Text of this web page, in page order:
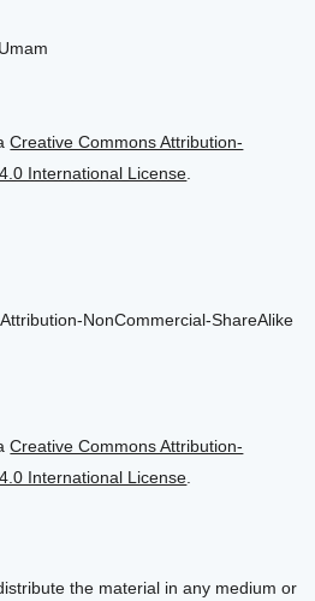
Creative Commons Attribution-
International License
NonCommercial-ShareAlike
Creative Commons Attribution-
International License
the material in any medium or